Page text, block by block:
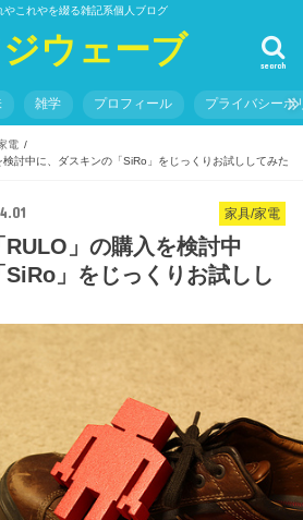
やこれやを綴る雑記系個人ブログ
ウェーブ search
雑学 プロフィール プライバシーポ
電
討中に、ダスキンの「SiRo」をじっくりお試ししてみた
家具/家電
RULO」の購入を検討中
」をじっくりお試しし